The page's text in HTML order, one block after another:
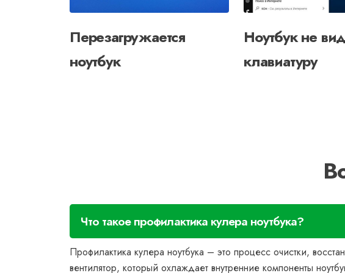
Перезагружается
ноутбук
Ноутбук не
клавиатуру
Что такое профилактика кулера ноутбука?
Профилактика кулера ноутбука – это процесс очистки,
вентилятор, который охлаждает внутренние компоненты